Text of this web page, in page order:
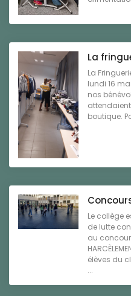
La
La
lundi 16
nos
boutique.
Concours
Le collège
de lutte
au
élèves du
...